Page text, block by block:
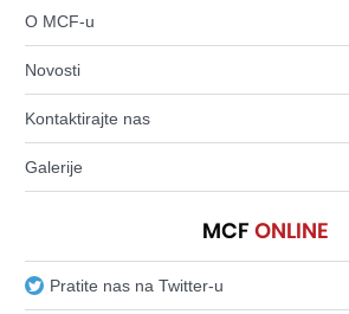
O MCF-u
Novosti
Kontaktirajte nas
Galerije
MCF ONLINE
Pratite nas na Twitter-u